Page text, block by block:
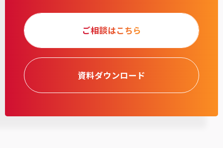
ご相談はこちら
資料ダウンロード